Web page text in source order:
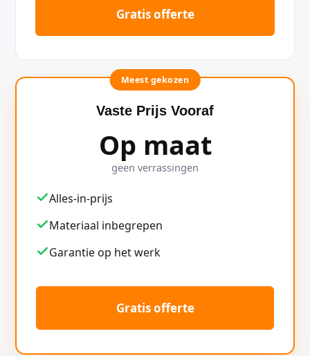
Gratis offerte
Meest gekozen
Vaste Prijs Vooraf
Op maat
geen verrassingen
Alles-in-prijs
Materiaal inbegrepen
Garantie op het werk
Gratis offerte